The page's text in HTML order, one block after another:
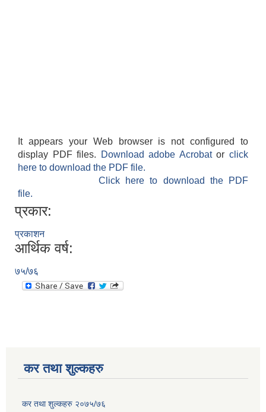
It appears your Web browser is not configured to
display PDF files.
Download adobe Acrobatorclick
here to download the PDF file.
Click here to download the PDF
file.
प्रकार:
प्रकाशन
आर्थिक वर्ष:
७५/७६
कर तथा शुल्कहरु
कर तथा शुल्कहरु २०७५/७६